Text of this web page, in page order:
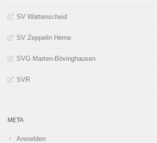
SV Wattenscheid
SV Zeppelin Herne
SVG Marten-Bövinghausen
SVR
META
Anmelden